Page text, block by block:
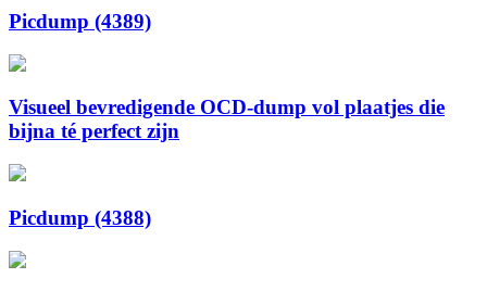
Picdump (4389)
Visueel bevredigende OCD-dump vol plaatjes die
bijna té perfect zijn
Picdump (4388)